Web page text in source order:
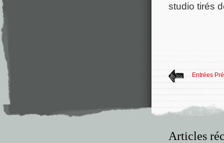
studio tirés
Entrées
Articles